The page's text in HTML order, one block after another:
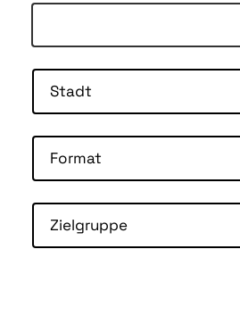
Stadt
Format
Zielgruppe